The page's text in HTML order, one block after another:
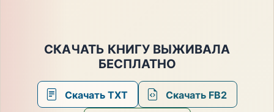
СКАЧАТЬ КНИГУ ВЫЖИВАЛА
БЕСПЛАТНО
Скачать TXT Скачать FB2